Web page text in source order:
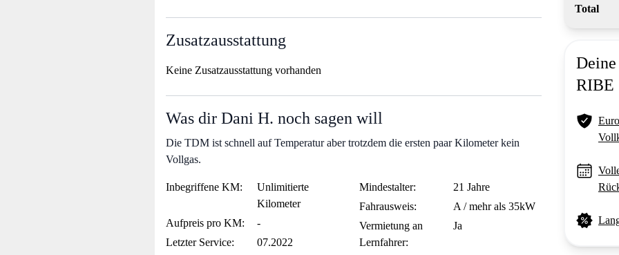
Total
RIBE
Zusatzausstattung
Keine Zusatzausstattung vorhanden
Was dir Dani H. noch sagen will
Die TDM ist schnell auf Temperatur aber trotzdem die ersten paar Kilometer kein
Vollgas.
Inbegriffene KM:
Unlimitierte
Kilometer
Aufpreis pro KM:
-
Letzter Service:
07.2022
Mindestalter:
21 Jahre
Fahrausweis:
A / mehr als 35kW
Vermietung an
Lernfahrer:
Ja